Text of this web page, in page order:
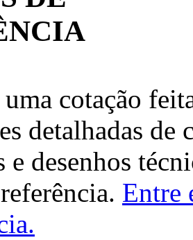
cotação
detalhadas de
desenhos
Entre